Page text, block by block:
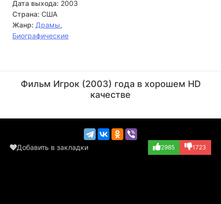
триумфа всегда бывает слишком высока…
Дата выхода: 2003
Страна: США
Жанр: Драмы,
Биографические
(Stu Ungar)
(Vincent)
Фильм Игрок (2003) года в хорошем HD
качестве
Добавить в закладки 2985 1723